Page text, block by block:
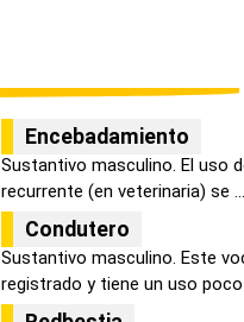
Encebadamiento
Sustantivo masculino. El uso
recurrente (en veterinaria) se ...
Condutero
Sustantivo masculino. Este
registrado y tiene un uso poco